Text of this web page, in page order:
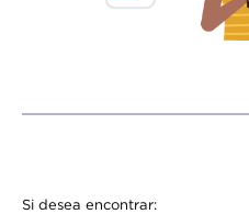
Si desea encontrar: